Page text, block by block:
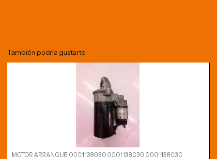
También podría gustarte
MOTOR ARRANQUE 0001138030 0001138030 0001138030